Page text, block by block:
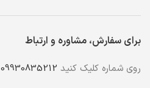
برای سفارش، مشاوره و ارتباط
روی شماره کلیک کنید 09930835212